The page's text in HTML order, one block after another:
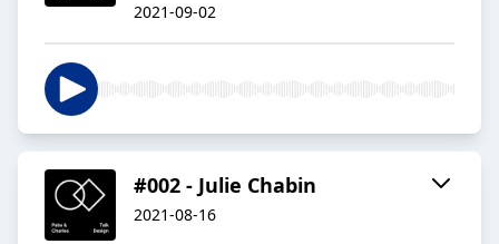
2021-09-02
#002 - Julie Chabin
2021-08-16